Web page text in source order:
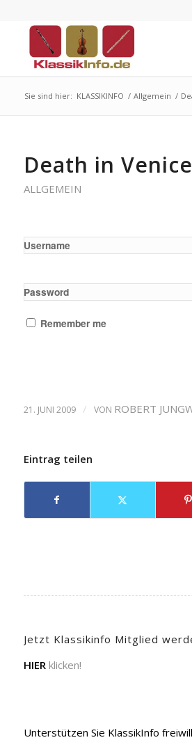
Sie sind hier: KLASSIKINFO / Allgemein /
Death in Venice
ALLGEMEIN
Username
Password
Remember me
21. JUNI 2009 / VON ROBERT
Eintrag teilen
Jetzt Klassikinfo Mitglied
HIER klicken!
Unterstützen Sie KlassikInfo